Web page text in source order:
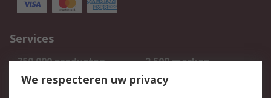
Services
750.000 producten
2.500 merken
Bestellen
Inkoopoplossingen
We respecteren uw privacy